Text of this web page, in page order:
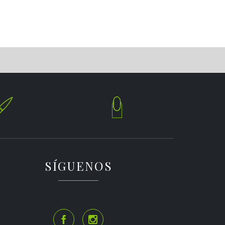

SÍGUENOS
 